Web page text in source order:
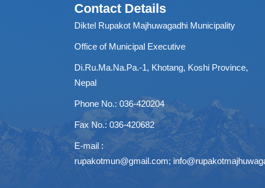
Contact Details
Diktel Rupakot Majhuwagadhi Municipality
Office of Municipal Executive
Di.Ru.Ma.Na.Pa.-1, Khotang, Koshi Province,
Nepal
Phone No.: 036-420204
Fax No.: 036-420682
E-mail :
rupakotmun@gmail.com;